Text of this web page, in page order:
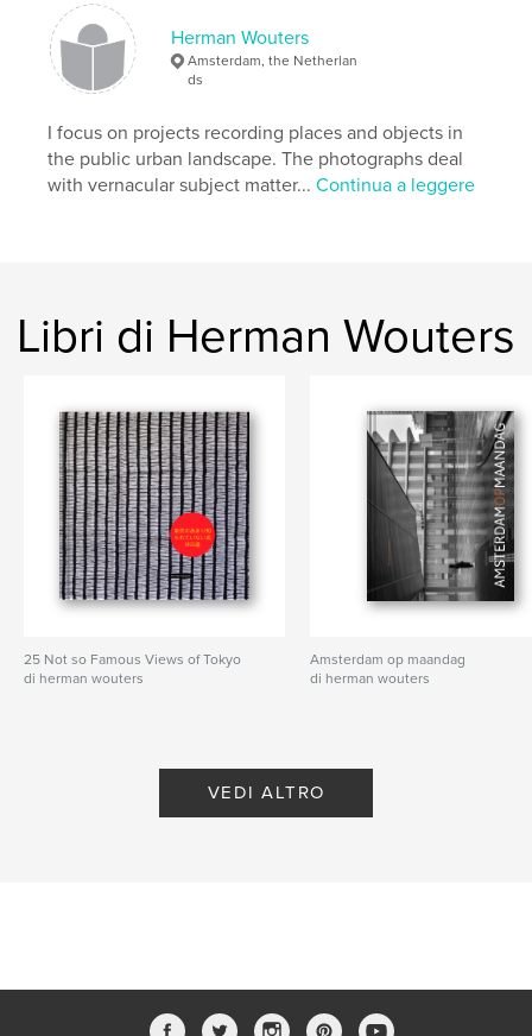
portfolio Herman Wouters
Amsterdam, the Netherlan
ds
I focus on projects recording places and objects in
the public urban landscape. The photographs deal
with vernacular subject matter...Continua a leggere
Libri di Herman Wouters
25 Not so Famous Views of Tokyo
di herman wouters
Amsterdam op maandag
di herman wouters
VEDI ALTRO